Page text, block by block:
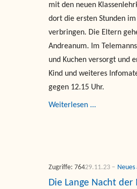
mit den neuen
dort die ersten Stunden im
verbringen. Die Eltern
Andreanum. Im
und Kuchen versorgt und
Kind und weiteres
gegen 12.15 Uhr.
Weiterlesen ...
Die Lange Nacht
Neues
29.11.23
Zugriffe: 764